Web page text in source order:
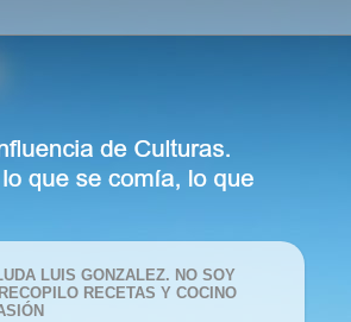
LUIS GONZALEZ. NO SOY
RECETAS Y COCINO